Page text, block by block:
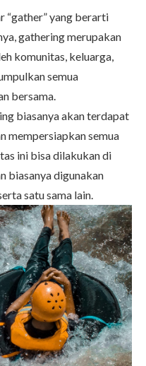
“gather” yang berarti
gathering merupakan
komunitas, keluarga,
semua
bersama.
biasanya akan terdapat
mempersiapkan semua
ini bisa dilakukan di
biasanya digunakan
satu sama lain.